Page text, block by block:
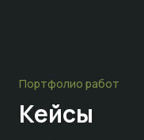
Портфолио работ
Кейсы